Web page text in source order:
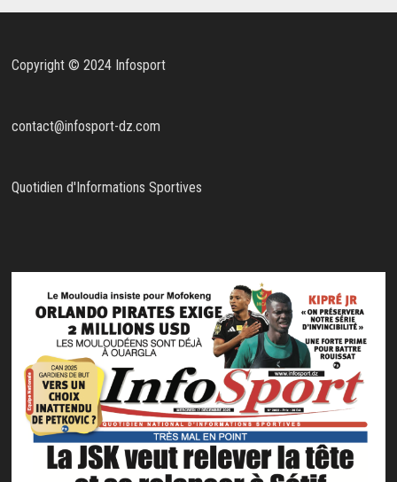
Copyright © 2024 Infosport
contact@infosport-dz.com
Quotidien d'Informations Sportives